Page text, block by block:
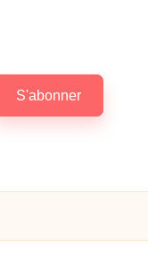
S'abonner